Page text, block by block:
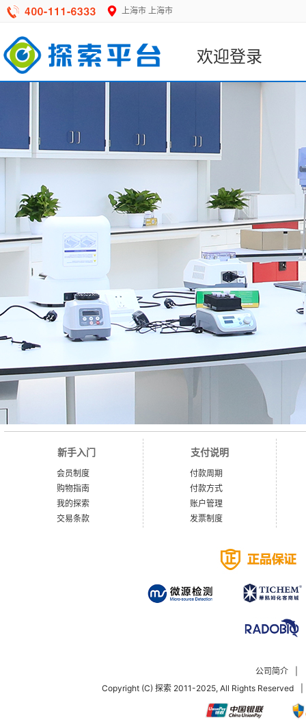
上海市 上海市
欢迎登录
新手入门
会员制度
购物指南
我的探索
交易条款
支付说明
付款周期
付款方式
账户管理
发票制度
公司简介
Copyright (C) 探索 2011-2025, All Rights Reserved